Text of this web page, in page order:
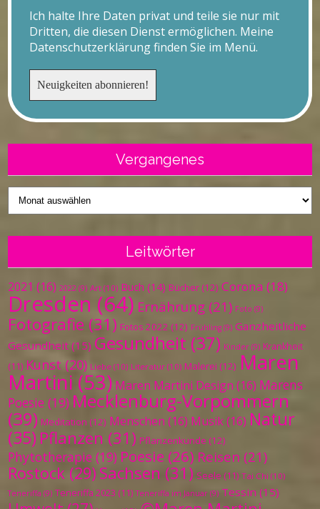
Ich halte Ihre Daten privat und teile sie nur mit
Dritten, die diesen Dienst ermöglichen. Meine
Datenschutzerklärung finden Sie im Menü.
Vergangenes
Vergangenes
Leitwörter
2021 (16) 2022 (9) Art (10) Buch (14) Bücher (12) Corona (18)
Dresden (64) Ernährung (21) Foto (9)
Fotografie (31) Fotos 2022 (12) Frühling (9) Ganzheitliche
Gesundheit (15) Gesundheit (37) Kinder (9) Krankheit
(11) Kunst (20) Liebe (10) Literatur (10) Malerei (12) Maren
Martini (53) Maren Martini Design (16) Marens
Poesie (19) Mecklenburg-Vorpommern
(39) Meditation (12) Menschen (16) Musik(16) Natur
(35) Pflanzen (31) Pflanzenkunde (12)
Phytotherapie (19) Poesie (26) Reisen (21)
Rostock (29) Sachsen (31) Seele (11) Tai Chi (10)
Teneriffa (9) Teneriffa 2023 (11) Teneriffa im Januar (9) Tessin (15)